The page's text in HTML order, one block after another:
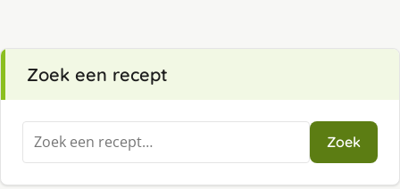
Zoek een recept
Zoeken
naar:
Zoek